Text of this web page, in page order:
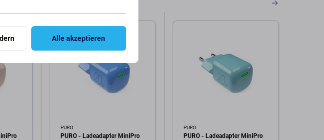
PURO
PURO - Ladeadapter MiniPro
PURO
PURO - Ladeadapter MiniPro
Alle akzeptieren